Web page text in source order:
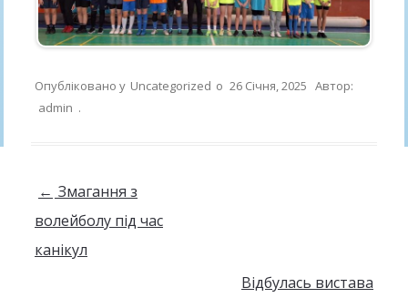
Опубліковано у Uncategorized о 26 Січня, 2025 Автор:
admin .
Навігація по запису
← Змагання з
волейболу під час
канікул
Відбулась вистава